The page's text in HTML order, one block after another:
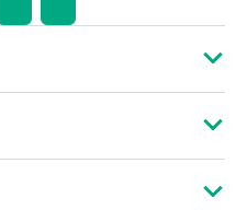
del mercato,
negli annunci